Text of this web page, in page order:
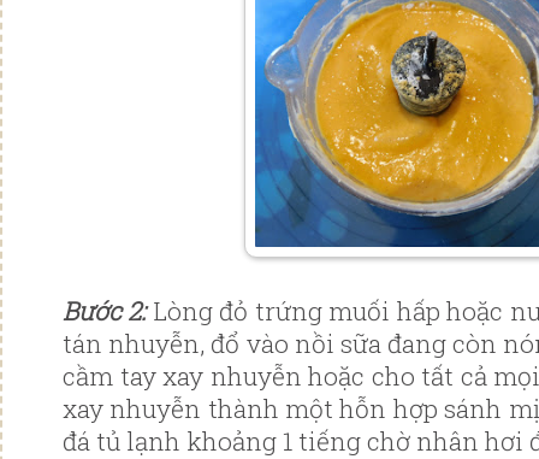
Bước 2:Lòng đỏ trứng muối hấp hoặc
tán nhuyễn, đổ vào nồi sữa đang còn
cầm tay xay nhuyễn hoặc cho tất cả
xay nhuyễn thành một hỗn hợp sánh
đá tủ lạnh khoảng 1 tiếng chờ nhân hơi